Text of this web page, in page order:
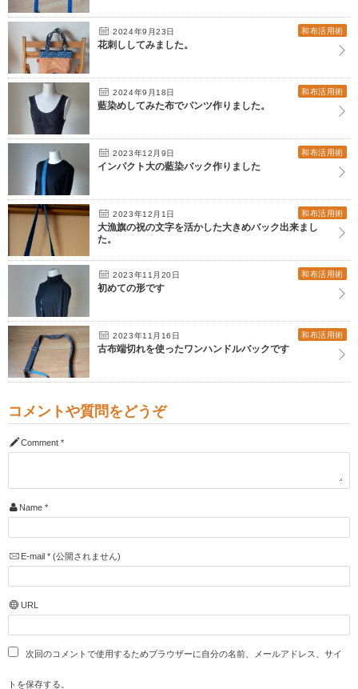
2024年9月23日 和布活用術
花刺ししてみました。
2024年9月18日 和布活用術
藍染めしてみた布でパンツ作りました。
2023年12月9日 和布活用術
インパクト大の藍染バック作りました
2023年12月1日 和布活用術
大漁旗の祝の文字を活かした大きめバック出来まし
た。
2023年11月20日 和布活用術
初めての形です
2023年11月16日 和布活用術
古布端切れを使ったワンハンドルバックです
コメントや質問をどうぞ
Comment *
Name *
E-mail *(公開されません)
URL
次回のコメントで使用するためブラウザーに自分の名前、メールアドレス、サイ
トを保存する。